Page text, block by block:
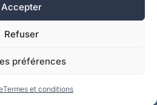
Accepter
Refuser
préférences
Termes et conditions
is a registered trademark
S.A. – All rights